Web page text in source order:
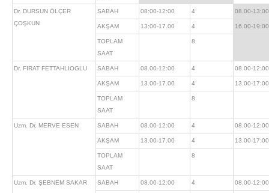
Dr. DURSUN ÖLÇER
ÇOŞKUN
SABAH 08:00-12:00 4 08.00-13:00
AKŞAM 13:00-17.00 4 16.00-19:00
TOPLAM
SAAT
8
Dr. FIRAT FETTAHLIOGLU SABAH 08.00-12:00 4 08.00-12:00
AKŞAM 13.00-17.00 4 13.00-17:00
TOPLAM
SAAT
8
Uzm. Dr. MERVE ESEN SABAH 08.00-12:00 4 08.00-12:00
AKŞAM 13.00-17.00 4 13.00-17:00
TOPLAM
SAAT
8
Uzm. Dr. ŞEBNEM SAKAR SABAH 08.00-12:00 4 08.00-12:00